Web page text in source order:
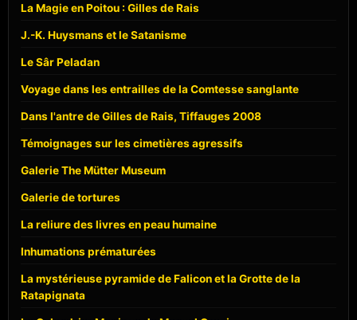
La Magie en Poitou : Gilles de Rais
J.-K. Huysmans et le Satanisme
Le Sâr Peladan
Voyage dans les entrailles de la Comtesse sanglante
Dans l'antre de Gilles de Rais, Tiffauges 2008
Témoignages sur les cimetières agressifs
Galerie The Mütter Museum
Galerie de tortures
La reliure des livres en peau humaine
Inhumations prématurées
La mystérieuse pyramide de Falicon et la Grotte de la
Ratapignata